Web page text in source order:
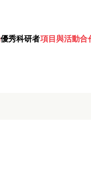
優秀科研者項目與活動合